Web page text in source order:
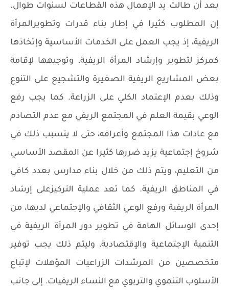
بعد أن طالت يد الإهمال هذه القطاعات لسنوات طوال.
إن المطلوب كثيرا في إطار بناء قدرات وتطويرالمرأة
الريفية، إذ يجب العمل على الخدمات الأساسية وإتخاذها
كمركز لتطوير وإرشاد المرأة الريفية، وتوجيهها لإقامة
بعض المشاريع الريفية الصغيرة والتشجيع على التنوع
وذلك بعدم الإعتماد الكلي على الزراعة. كما يجب رفع
الوعي بقيمة العلم في المجتمع الريفي مع عدم التصادم
مع عادات هذا المجتمع وأعرافه، حتى لا يتسبب ذلك في
شروخ إجتماعية يزيد ضررها كثيرا عن المقصد الأساسي
من التعليم، ويتم ذلك من خلال بناء مدارس بعدد كافي
في المناطق الريفية. كما تعد عملية التركيزعلى إرشاد
المرأة الريفية ورفع الوعي الثقافي والإجتماعي لديها، من
إحدى الوسائل الهامة في تطوير دور المرأة الريفية في
التنمية الإجتماعية والإقتصادية، وليتم ذلك يجب توفير
متخصصين من المرشدات الزراعيات المؤهلات لإتباع
الأسلوب التنموي والتربوي مع النساء الريفيات. إلى جانب